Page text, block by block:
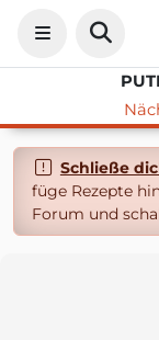
Schließe
füge Rezepte
Forum und